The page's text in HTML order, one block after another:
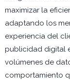
maximizar la
adaptando los
experiencia del
publicidad digital
volúmenes de
comportamiento